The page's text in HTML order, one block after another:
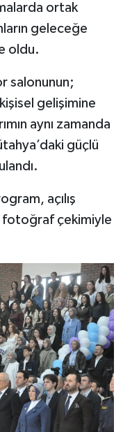
ortak
geleceğe
oldu.
salonunun;
gelişimine
aynı zamanda
güçlü
açılış
fotoğraf çekimiyle